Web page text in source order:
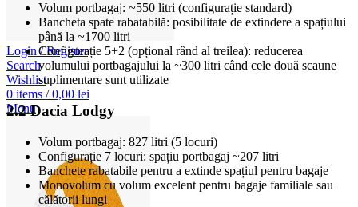
Login / Register
Search
Wishlist
0 items / 0,00 lei
Menu
Volum portbagaj: ~550 litri (configurație standard)
Bancheta spate rabatabilă: posibilitate de extindere a spațiului
până la ~1700 litri
Configurație 5+2 (opțional rând al treilea): reducerea
volumului portbagajului la ~300 litri când cele două scaune
suplimentare sunt utilizate
2.2 Dacia Lodgy
Volum portbagaj: 827 litri (5 locuri)
Configurație 7 locuri: spațiu portbagaj ~207 litri
Banchete rabatabile pentru a extinde spațiul pentru bagaje
Monovolum cu volum excelent pentru bagaje familiale sau
călătorii lungi